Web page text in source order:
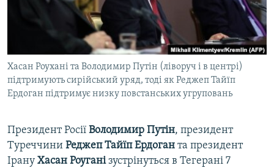
ВІДЕОУРОКИ «ELIFBE»
СВІДЧЕННЯ ОКУПАЦІЇ
УКРАЇНСЬКА ПРОБЛЕМА КРИМУ
ІНФОГРАФІКА
Русский
Qırımtatar
ДОЛУЧАЙСЯ!
Усі сайти RFE/RL
Хасан Роухані та Володимир Путін (ліворуч і в центрі)
підтримують сирійський уряд, тоді як Реджеп Тайїп
Ердоган підтримує низку повстанських угруповань
Президент Росії Володимир Путін, президент
Туреччини Реджеп Тайїп Ердоган та президент
Ірану Хасан Роуганізустрінуться в Тегерані 7